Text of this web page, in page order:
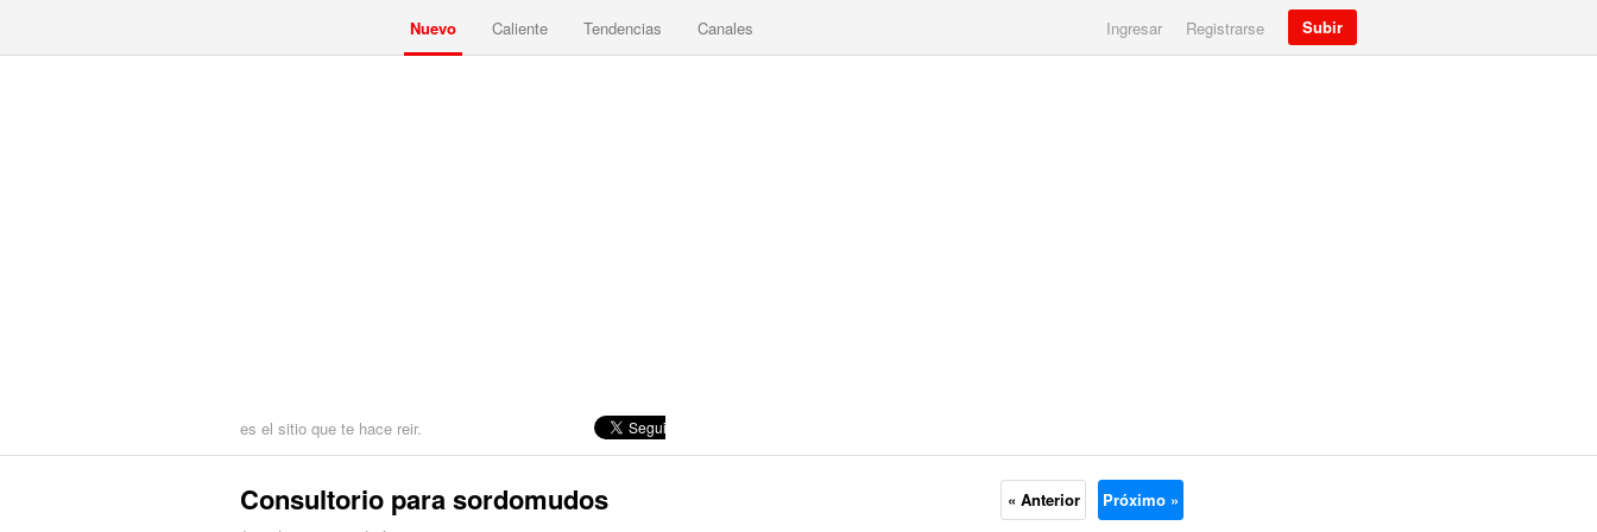
Nuevo Caliente Tendencias Canales Ingresar Registrarse Subir
es el sitio que te hace reir.
Consultorio para sordomudos « Anterior Próximo »